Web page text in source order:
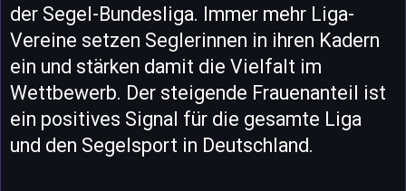
der Segel-Bundesliga. Immer mehr Liga-
Vereine setzen Seglerinnen in ihren Kadern
ein und stärken damit die Vielfalt im
Wettbewerb. Der steigende Frauenanteil ist
ein positives Signal für die gesamte Liga
und den Segelsport in Deutschland.